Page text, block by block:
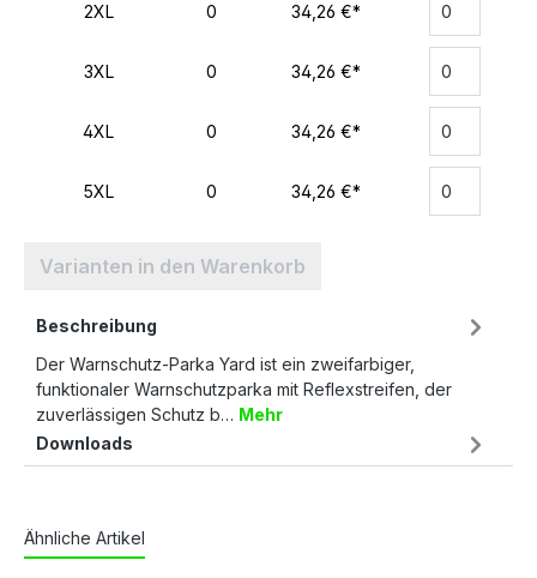
2XL 0 34,26 €*
3XL 0 34,26 €*
4XL 0 34,26 €*
5XL 0 34,26 €*
Varianten in den Warenkorb
Beschreibung
Der Warnschutz-Parka Yard ist ein zweifarbiger,
funktionaler Warnschutzparka mit Reflexstreifen, der
zuverlässigen Schutz b… Mehr
Downloads
Ähnliche Artikel